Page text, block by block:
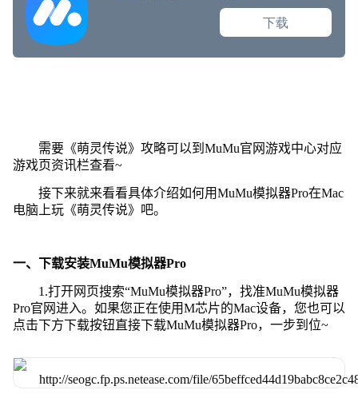
需要《萌灵传说》攻略可以到MuMu官网游戏中心对应
游戏页资讯栏查看~
接下来就来看看具体介绍如何用MuMu模拟器Pro在Mac
电脑上玩《萌灵传说》吧。
一、下载安装MuMu模拟器Pro
1.打开网页搜索“MuMu模拟器Pro”，找准MuMu模拟器
Pro官网进入。如果您正在使用M芯片的Mac设备，您也可以
点击下方下载按钮直接下载MuMu模拟器Pro，一步到位~